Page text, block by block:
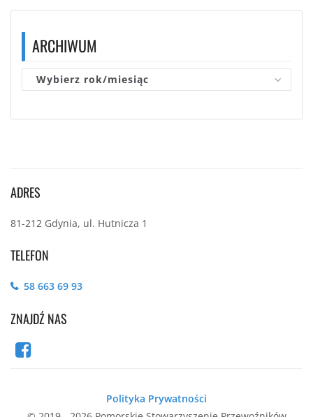
ARCHIWUM
Wybierz rok/miesiąc
ADRES
81-212 Gdynia, ul. Hutnicza 1
TELEFON
58 663 69 93
ZNAJDŹ NAS
Polityka Prywatności